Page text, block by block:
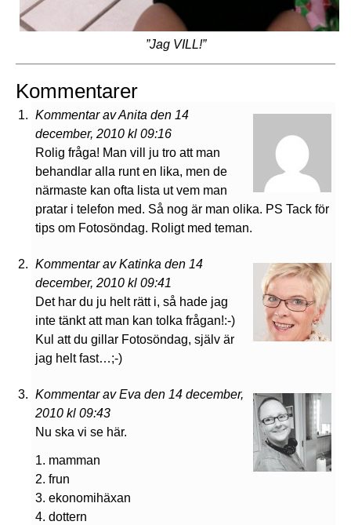
”Jag VILL!”
Kommentarer
Kommentar av Anita den 14
december, 2010 kl 09:16
Rolig fråga! Man vill ju tro att man
behandlar alla runt en lika, men de
närmaste kan ofta lista ut vem man
pratar i telefon med. Så nog är man olika. PS Tack för
tips om Fotosöndag. Roligt med teman.
Kommentar av Katinka den 14
december, 2010 kl 09:41
Det har du ju helt rätt i, så hade jag
inte tänkt att man kan tolka frågan!:-)
Kul att du gillar Fotosöndag, själv är
jag helt fast…;-)
Kommentar av Eva den 14 december,
2010 kl 09:43
Nu ska vi se här.
1. mamman
2. frun
3. ekonomihäxan
4. dottern